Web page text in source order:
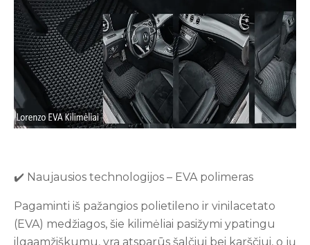
✔️ Naujausios technologijos – EVA polimeras
Pagaminti iš pažangios polietileno ir vinilacetato
(EVA) medžiagos, šie kilimėliai pasižymi ypatingu
ilgaamžiškumu, yra atsparūs šalčiui bei karščiui, o jų